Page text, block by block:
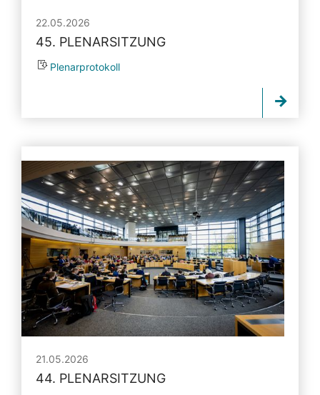
22.05.2026
45. PLENARSITZUNG
Plenarprotokoll
21.05.2026
44. PLENARSITZUNG